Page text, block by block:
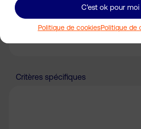
C'est ok pour moi
Politique de cookiesPolitique de
Code postal*
Critères spécifiques